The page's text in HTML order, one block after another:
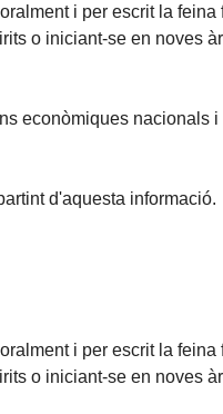
i per escrit la feina
o iniciant-se en noves
econòmiques nacionals
d'aquesta informació.
i per escrit la feina
o iniciant-se en noves